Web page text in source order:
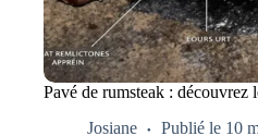
Pavé de rumsteak : découvrez
Josiane
Publié le 10